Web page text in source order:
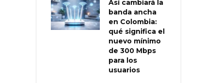
Así cambiará la
banda ancha
en Colombia:
qué significa el
nuevo mínimo
de 300 Mbps
para los
usuarios